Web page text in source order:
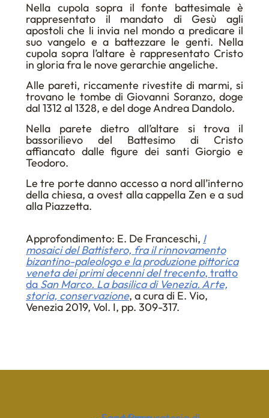
Nella cupola sopra il fonte battesimale è
rappresentato il mandato di Gesù agli
apostoli che li invia nel mondo a predicare il
suo vangelo e a battezzare le genti. Nella
cupola sopra l’altare è rappresentato Cristo
in gloria fra le nove gerarchie angeliche.
Alle pareti, riccamente rivestite di marmi, si
trovano le tombe di Giovanni Soranzo, doge
dal 1312 al 1328, e del doge Andrea Dandolo.
Nella parete dietro all’altare si trova il
bassorilievo del Battesimo di Cristo
affiancato dalle figure dei santi Giorgio e
Teodoro.
Le tre porte danno accesso a nord all’interno
della chiesa, a ovest alla cappella Zen e a sud
alla Piazzetta.
Approfondimento: E. De Franceschi, I
mosaici del Battistero, fra il rinnovamento
bizantino-paleologo e la produzione pittorica
veneta dei primi decenni del trecento, tratto
da San Marco. La basilica di Venezia. Arte,
storia, conservazione, a cura di E. Vio,
Venezia 2019, Vol. I, pp. 309-317.